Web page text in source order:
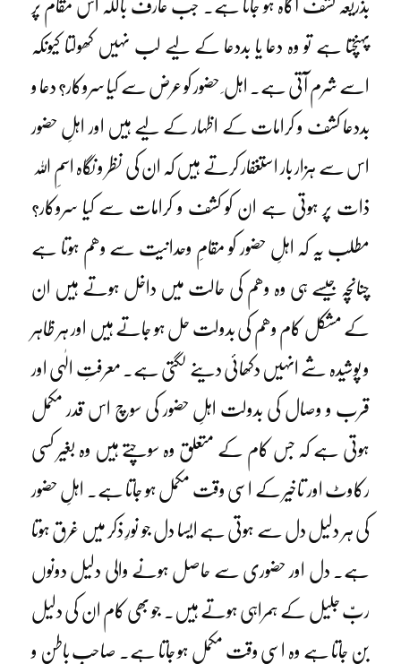
بذریعہ کشف آگاہ ہو جاتا ہے۔ جب عارف باللہ اس مقام پر
پہنچتا ہے تو وہ دعا یا بددعا کے لیے لب نہیں کھولتا کیونکہ
اسے شرم آتی ہے۔ اہل ِ حضور کو عرض سے کیا سروکار؟ دعا و
بددعا کشف و کرامات کے اظہار کے لیے ہیں اور اہلِ حضور
اس سے ہزار بار استغفار کرتے ہیں کہ ان کی نظر و نگاہ اسمِ اللہ
ذات پر ہوتی ہے ان کو کشف و کرامات سے کیا سروکار؟
مطلب یہ کہ اہلِ حضور کو مقامِ وحدانیت سے وھم ہوتا ہے
چنانچہ جیسے ہی وہ وھم کی حالت میں داخل ہوتے ہیں ان
کے مشکل کام وھم کی بدولت حل ہو جاتے ہیں اور ہر ظاہر
و پوشیدہ شے انہیں دکھائی دینے لگتی ہے۔ معرفتِ الٰہی اور
قرب و وصال کی بدولت اہلِ حضور کی سوچ اس قدر مکمل
ہوتی ہے کہ جس کام کے متعلق وہ سوچتے ہیں وہ بغیر کسی
رکاوٹ اور تاخیر کے اسی وقت مکمل ہو جاتا ہے۔ اہلِ حضور
کی ہر دلیل دل سے ہوتی ہے ایسا دل جو نورِ ذکر میں غرق ہوتا
ہے۔ دل اور حضوری سے حاصل ہونے والی دلیل دونوں
ربّ جلیل کے ہمراہی ہوتے ہیں۔ جو بھی کام ان کی دلیل
بن جاتا ہے وہ اسی وقت مکمل ہو جاتا ہے۔ صاحبِ باطن و